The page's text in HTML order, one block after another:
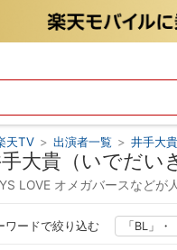
天TV > 出演者一覧 > 井手大
大貴（いでだい
LOVE オメガバースなどが
ワードで絞り込む 「BL」